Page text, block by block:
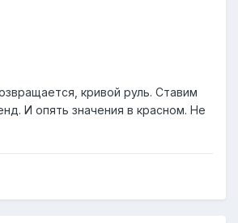
кривой руль. Ставим
И опять значения в красном. Не